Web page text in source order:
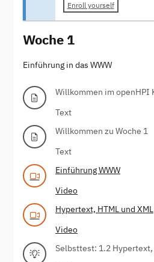
Enroll yourself
Woche 1
Einführung in das WWW
Willkommen im openHPI
Text
Willkommen zu Woche 1
Text
Einführung WWW
Video
Hypertext, HTML und XML
Video
Selbsttest: 1.2 Hypertext,